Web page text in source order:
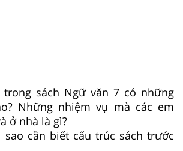
sách Ngữ văn 7 có những
Những nhiệm vụ mà các em
ở nhà là gì?
sao cần biết cấu trúc sách trước